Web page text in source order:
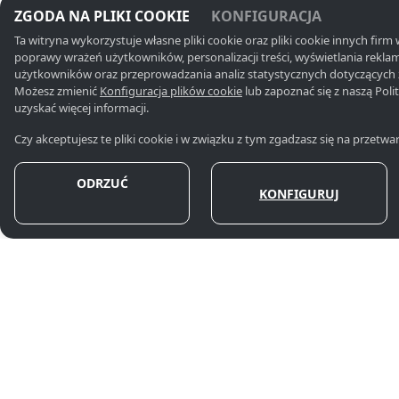
UL. 3 MAJA 33
ZOBACZ NA MAPIE
Kontakt
+48 519 420
+48 58 600 84
ZGODA NA PLIKI COOKIE KONFIGURACJA
Ta witryna wykorzystuje własne pliki cookie oraz pliki cookie innych firm
poprawy wrażeń użytkowników, personalizacji treści, wyświetlania
użytkowników oraz przeprowadzania analiz statystycznych
Możesz zmienić Konfiguracja plików cookie lub zapoznać się z naszą
uzyskać więcej informacji.
Czy akceptujesz te pliki cookie i w związku z tym zgadzasz się na
ODRZUĆ
KONFIGURUJ